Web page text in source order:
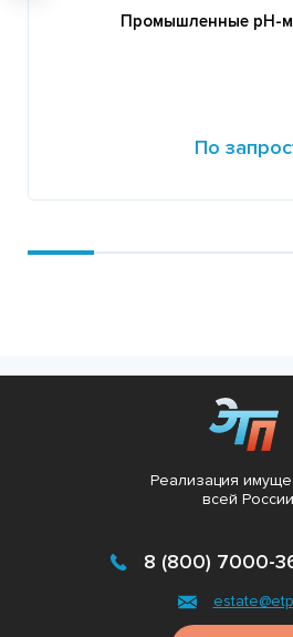
Промышленные pH-
По
Реализация
всей России
8 (800) 7000-